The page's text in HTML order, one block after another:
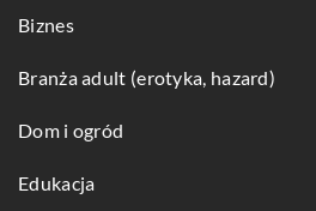
Biznes
Branża adult (erotyka, hazard)
Dom i ogród
Edukacja